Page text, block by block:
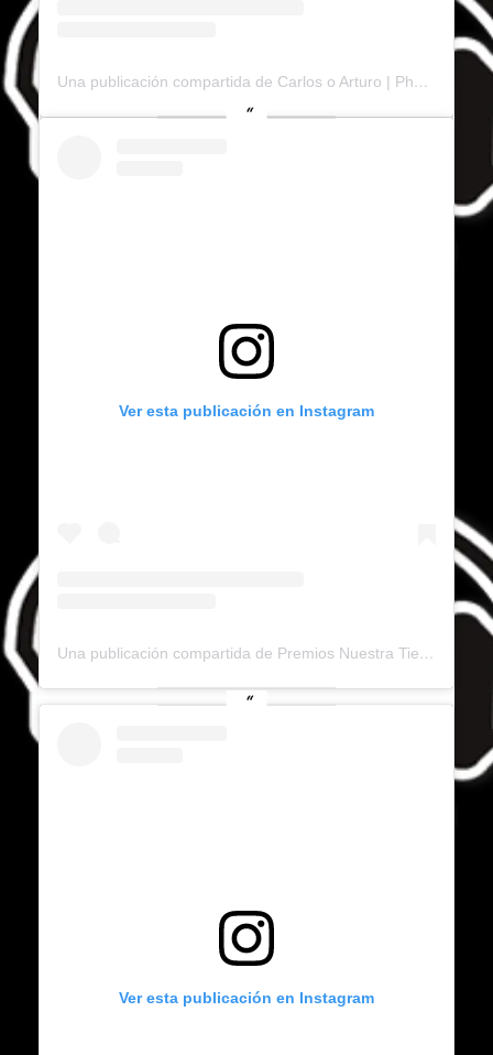
Una publicación compartida de Carlos o Arturo | Photo ???? (@carlosoarturo)
Ver esta publicación en Instagram
Una publicación compartida de Premios Nuestra Tierra (@premiosnuestratierra)
Ver esta publicación en Instagram